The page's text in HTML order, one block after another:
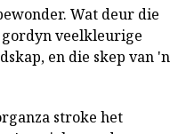
Wat deur die
gordyn veelkleurige
en die skep van 'n
stroke het